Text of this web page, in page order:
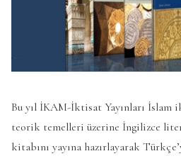
Bu yıl İKAM-İktisat Yayınları İslam
teorik temelleri üzerine İngilizce
kitabını yayına hazırlayarak